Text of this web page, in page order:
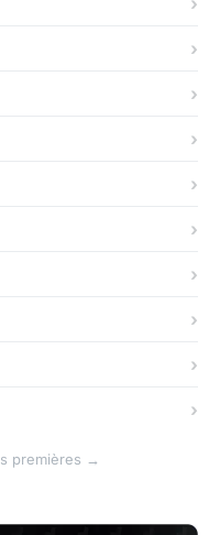
premières →